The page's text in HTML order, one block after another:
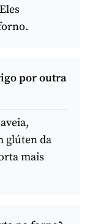
por outra
glúten da
mais